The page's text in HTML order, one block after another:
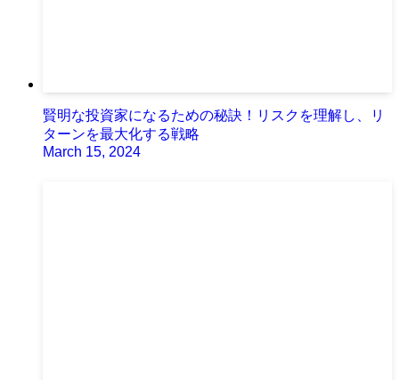
賢明な投資家になるための秘訣！リスクを理解し、リ
ターンを最大化する戦略
March 15, 2024